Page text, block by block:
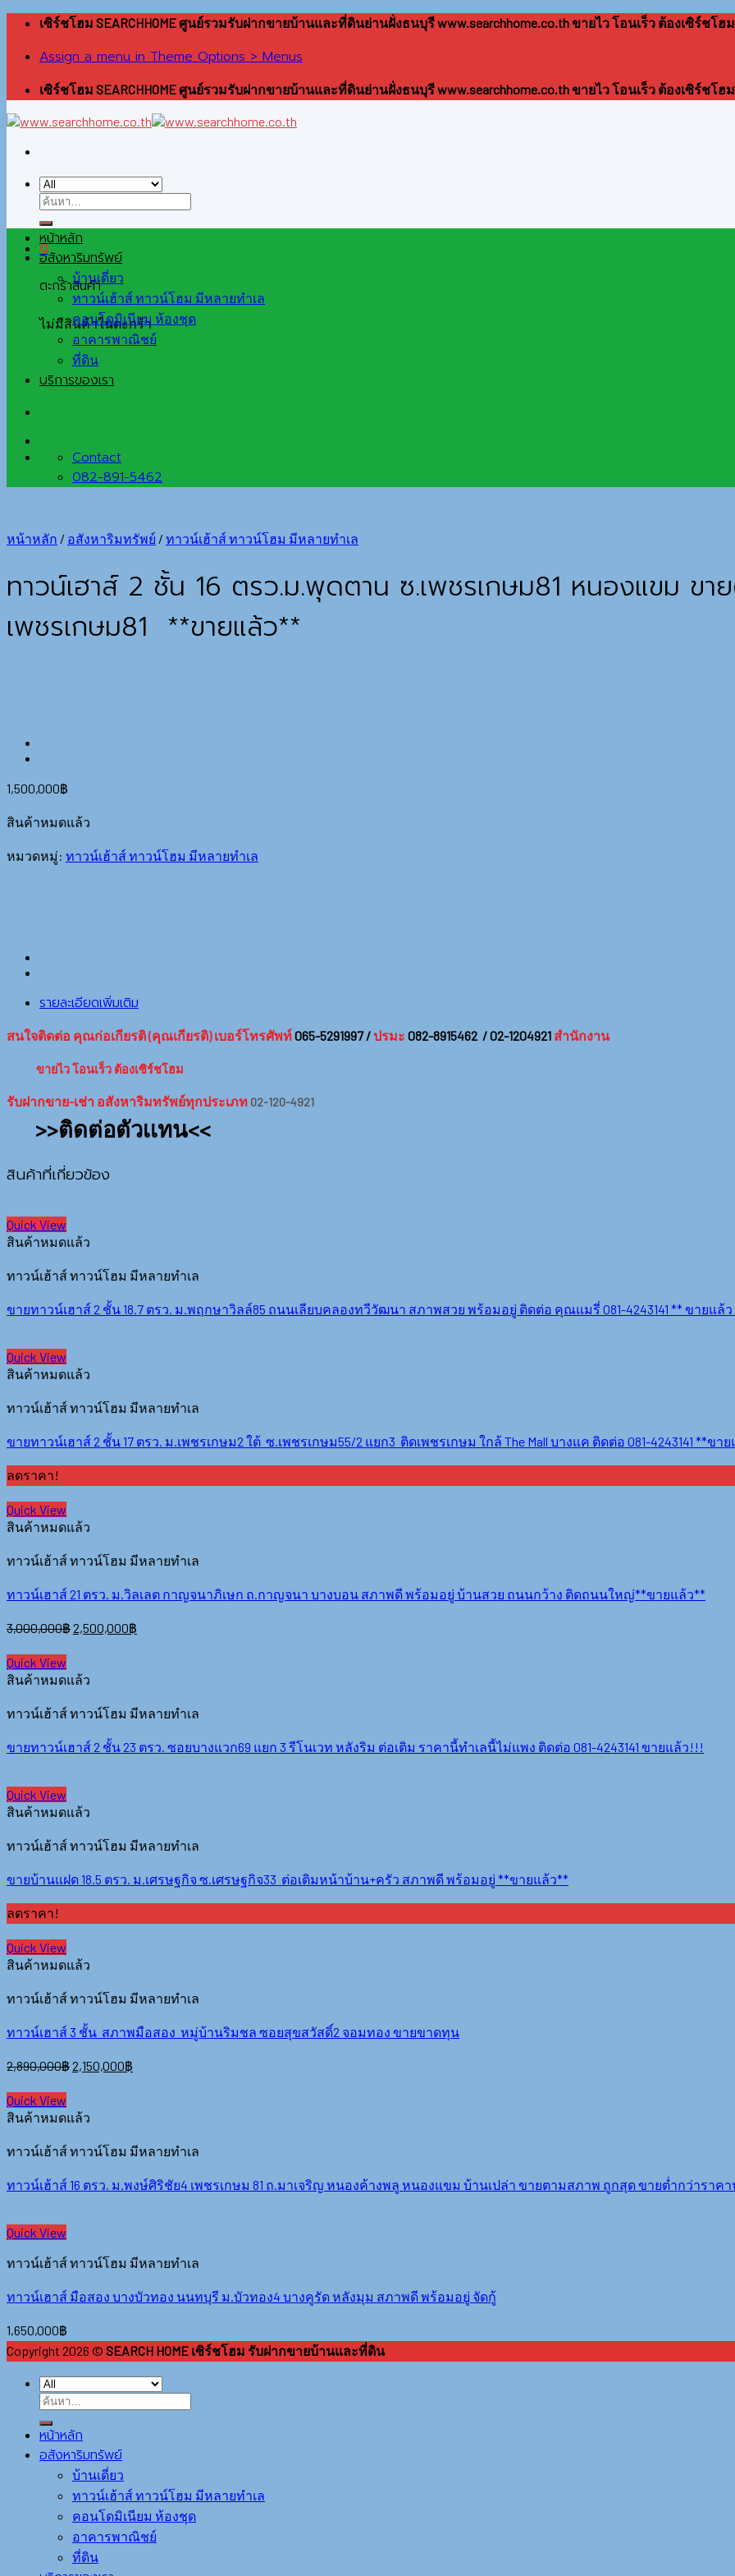
Skip
content
เซิร์ชโฮม SEARCHHOME ศูนย์รวมรับฝากขายบ้านและที่ดินย่านฝั่งธนบุรี www.searchhome.co.th ขายไว โอนเร็ว ต้องเซิร์ชโฮม
Assign a menu in Theme Options > Menus
เซิร์ชโฮม SEARCHHOME ศูนย์รวมรับฝากขายบ้านและที่ดินย่านฝั่งธนบุรี www.searchhome.co.th ขายไว โอนเร็ว ต้องเซิร์ชโฮม
0
ตะกร้าสินค้า
ไม่มีสินค้าในตะกร้า
หน้าหลัก
อสังหาริมทรัพย์
บ้านเดี่ยว
ทาวน์เฮ้าส์ ทาวน์โฮม มีหลายทำเล
คอนโดมิเนียม ห้องชุด
อาคารพาณิชย์
ที่ดิน
บริการของเรา
Contact
082-891-5462
หน้าหลัก / อสังหาริมทรัพย์ / ทาวน์เฮ้าส์ ทาวน์โฮม มีหลายทำเล
ทาวน์เฮาส์ 2 ชั้น 16 ตรว.ม.พุดตาน ซ.เพชรเกษม81 หนองแขม ข
เพชรเกษม81 **ขายแล้ว**
1,500,000฿
สินค้าหมดแล้ว
หมวดหมู่: ทาวน์เฮ้าส์ ทาวน์โฮม มีหลายทำเล
รายละเอียดเพิ่มเติม
สนใจติดต่อ คุณก่อเกียรติ (คุณเกียรติ) เบอร์โทรศัพท์065-5291997 / ปรมะ 082-8915462 / 02-1204921 สำนักงาน
ขายไว โอนเร็ว ต้องเซิร์ชโฮม
รับฝากขาย-เช่า อสังหาริมทรัพย์ทุกประเภท 02-120-4921
>>ติดต่อตัวเเทน<<
สินค้าที่เกี่ยวข้อง
Quick View
สินค้าหมดแล้ว
ทาวน์เฮ้าส์ ทาวน์โฮม มีหลายทำเล
ขายทาวน์เฮาส์ 2 ชั้น 18.7 ตรว. ม.พฤกษาวิลล์85 ถนนเลียบคลองทวีวัฒนา สภาพสวย พร้อมอยู่ ติดต่อ คุณแมรี่ 081-4243141 ** ขายแล้ว
Quick View
สินค้าหมดแล้ว
ทาวน์เฮ้าส์ ทาวน์โฮม มีหลายทำเล
ขายทาวน์เฮาส์ 2 ชั้น 17 ตรว. ม.เพชรเกษม2 ใต้ ซ.เพชรเกษม55/2 แยก3 ติดเพชรเกษม ใกล้ The Mall บางแค ติดต่อ 081-4243141 **ขา
ลดราคา!
Quick View
สินค้าหมดแล้ว
ทาวน์เฮ้าส์ ทาวน์โฮม มีหลายทำเล
ทาวน์เฮาส์ 21 ตรว. ม.วิลเลต กาญจนาภิเษก ถ.กาญจนา บางบอน สภาพดี พร้อมอยู่ บ้านสวย ถนนกว้าง ติดถนนใหญ่**ขายแล้ว**
3,000,000฿2,500,000฿
Quick View
สินค้าหมดแล้ว
ทาวน์เฮ้าส์ ทาวน์โฮม มีหลายทำเล
ขายทาวน์เฮาส์ 2 ชั้น 23 ตรว. ซอยบางแวก69 แยก 3 รีโนเวท หลังริม ต่อเติม ราคานี้ทำเลนี้ไม่แพง ติดต่อ 081-4243141 ขายแล้ว!!!
Quick View
สินค้าหมดแล้ว
ทาวน์เฮ้าส์ ทาวน์โฮม มีหลายทำเล
ขายบ้านแฝด 18.5 ตรว. ม.เศรษฐกิจ ซ.เศรษฐกิจ33 ต่อเติมหน้าบ้าน+ครัว สภาพดี พร้อมอยู่ **ขายแล้ว**
ลดราคา!
Quick View
สินค้าหมดแล้ว
ทาวน์เฮ้าส์ ทาวน์โฮม มีหลายทำเล
ทาวน์เฮาส์ 3 ชั้น สภาพมือสอง หมู่บ้านริมชล ซอยสุขสวัสดิ์2 จอมทอง ขายขาดทุน
2,890,000฿2,150,000฿
Quick View
สินค้าหมดแล้ว
ทาวน์เฮ้าส์ ทาวน์โฮม มีหลายทำเล
ทาวน์เฮ้าส์ 16 ตรว. ม.พงษ์ศิริชัย4 เพชรเกษม 81 ถ.มาเจริญ หนองค้างพลู หนองแขม บ้านเปล่า ขายตามสภาพ ถูกสุด ขายต่ำกว่าราคา
Quick View
ทาวน์เฮ้าส์ ทาวน์โฮม มีหลายทำเล
ทาวน์เฮาส์ มือสอง บางบัวทอง นนทบุรี ม.บัวทอง4 บางคูรัด หลังมุม สภาพดี พร้อมอยู่ จัดกู้
1,650,000฿
Copyright 2026 © SEARCH HOME เซิร์ชโฮม รับฝากขายบ้านและที่ดิน
หน้าหลัก
อสังหาริมทรัพย์
บ้านเดี่ยว
ทาวน์เฮ้าส์ ทาวน์โฮม มีหลายทำเล
คอนโดมิเนียม ห้องชุด
อาคารพาณิชย์
ที่ดิน